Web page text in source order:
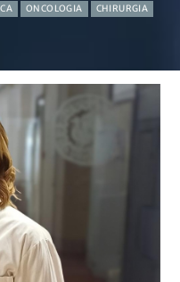
ONCOLOGIA CHIRURGIA